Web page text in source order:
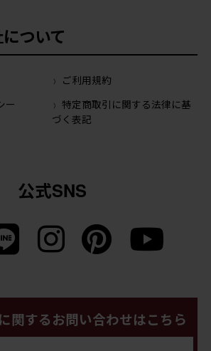
ついて
ご利用規約
ー
特定商取引に関する法律に基
づく表記
公式SNS
関するお問い合わせはこちら